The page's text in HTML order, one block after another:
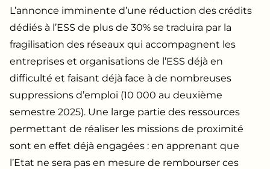
L’annonce imminente d’une réduction des crédits
dédiés à l’ESS de plus de 30% se traduira par la
fragilisation des réseaux qui accompagnent les
entreprises et organisations de l’ESS déjà en
difficulté et faisant déjà face à de nombreuses
suppressions d’emploi (10 000 au deuxième
semestre 2025). Une large partie des ressources
permettant de réaliser les missions de proximité
sont en effet déjà engagées : en apprenant que
l’Etat ne sera pas en mesure de rembourser ces